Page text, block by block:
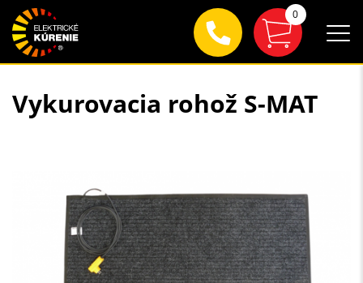
Vykurovacia rohož S-MAT
0